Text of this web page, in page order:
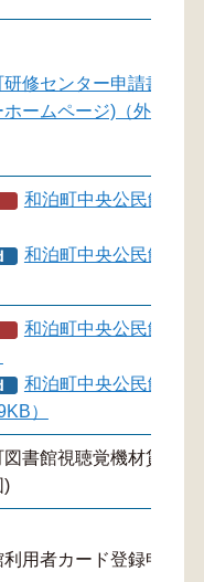
研修センター申請書類(
ホームページ)（外部サ
和泊町中央公民館使
和泊町中央公民館使
和泊町中央公民館備
和泊町中央公民館備
）
書館視聴覚機材貸出書
)
利用者カード登録申込書